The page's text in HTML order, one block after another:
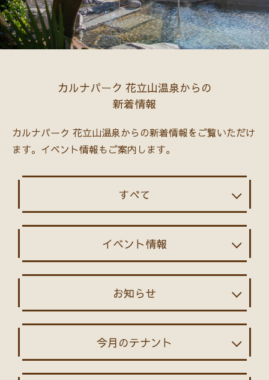
カルナパーク 花立山温泉からの
新着情報
カルナパーク 花立山温泉からの新着情報をご覧いただけ
ます。 イベント情報もご案内します。
すべて
イベント情報
お知らせ
今月のテナント